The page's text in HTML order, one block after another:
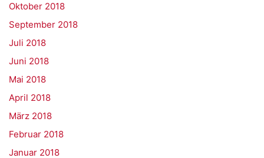
Oktober 2018
September 2018
Juli 2018
Juni 2018
Mai 2018
April 2018
März 2018
Februar 2018
Januar 2018